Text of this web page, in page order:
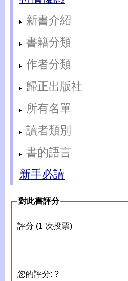
新書介紹
書籍分類
作者分類
歸正出版社
所有名單
讀者類別
書的語言
新手必讀
對此書評分
評分 (1 次投票)
您的評分: ?